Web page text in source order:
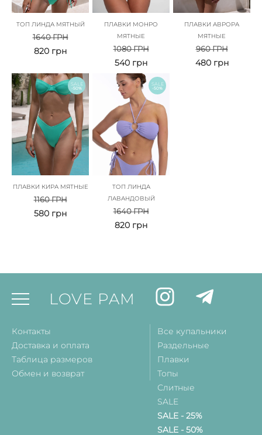
ТОП ЛИНДА МЯТНЫЙ
1640ГРН
820 грн
ПЛАВКИ МОНРО
МЯТНЫЕ
1080ГРН
540 грн
ПЛАВКИ АВРОРА
МЯТНЫЕ
960ГРН
480 грн
SALE
-50%
ПЛАВКИ КИРА МЯТНЫЕ
1160ГРН
580 грн
SALE
-50%
ТОП ЛИНДА
ЛАВАНДОВЫЙ
1640ГРН
820 грн
LOVE PAM
Контакты
Доставка и оплата
Таблица размеров
Обмен и возврат
Все купальники
Раздельные
Плавки
Топы
Слитные
SALE
SALE - 25%
SALE - 50%